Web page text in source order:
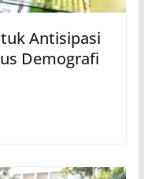
Antisipasi
Demografi